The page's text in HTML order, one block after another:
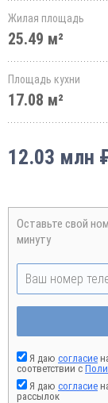
Жилая площадь
25.49 м²
Площадь кухни
17.08 м²
12.03 млн
Оставьте свой
минуту
Я даю согласие
соответствии с
Я даю согласие
рассылок